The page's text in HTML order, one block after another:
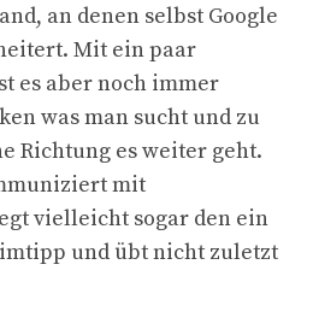
an denen selbst Google
Mit ein paar
es aber noch immer
was man sucht und zu
Richtung es weiter geht.
mit
vielleicht sogar den ein
und übt nicht zuletzt